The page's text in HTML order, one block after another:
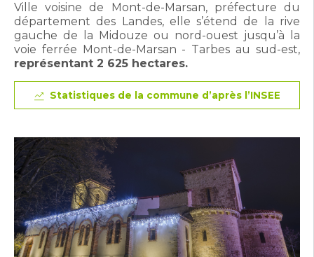
Ville voisine de Mont-de-Marsan, préfecture du
département des Landes, elle s’étend de la rive
gauche de la Midouze ou nord-ouest jusqu’à la
voie ferrée Mont-de-Marsan - Tarbes au sud-est,
représentant 2 625 hectares.
Statistiques de la commune d’après l’INSEE